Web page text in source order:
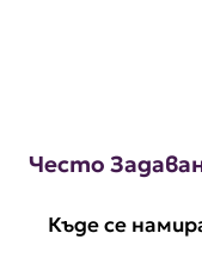
Често
Къде се